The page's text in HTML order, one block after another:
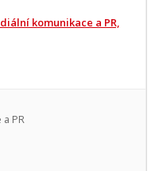
komunikace a PR,
PR